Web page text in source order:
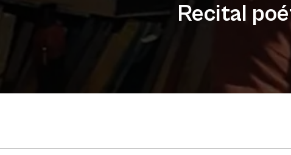
Recital